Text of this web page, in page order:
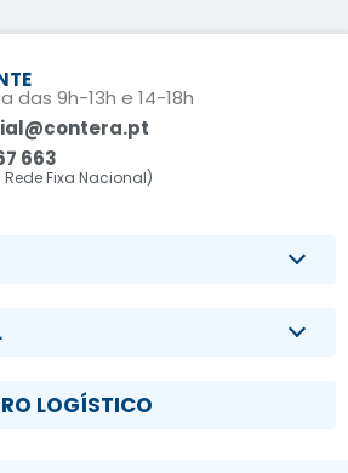
das 9h-13h e 14-18h
663
Fixa Nacional)
LOGÍSTICO